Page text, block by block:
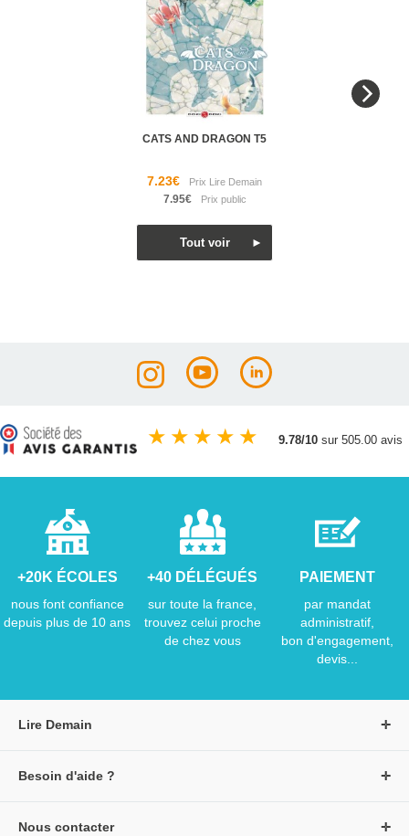
CATS AND DRAGON T5
7.23€
7.95€
★ ★ ★ ★ ★ 9.78/10 sur 505.00 avis
+20K ÉCOLES
nous font confiance
depuis plus de 10 ans
+40 DÉLÉGUÉS
sur toute la france,
trouvez celui proche
de chez vous
PAIEMENT
par mandat
administratif,
bon d'engagement,
devis...
Lire Demain
Besoin d'aide ?
Nous contacter